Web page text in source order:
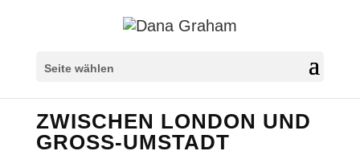
Seite wählen
ZWISCHEN LONDON UND
GROSS-UMSTADT
Überschriften markieren
settings
zoom_out Herauszoomen